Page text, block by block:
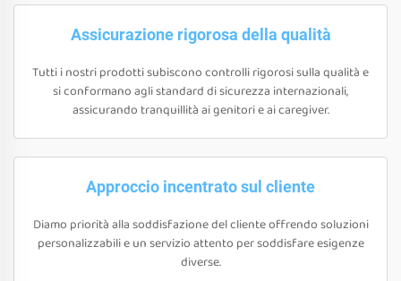
Assicurazione rigorosa della qualità
Tutti i nostri prodotti subiscono controlli rigorosi sulla qualità e
si conformano agli standard di sicurezza internazionali,
assicurando tranquillità ai genitori e ai caregiver.
Approccio incentrato sul cliente
Diamo priorità alla soddisfazione del cliente offrendo soluzioni
personalizzabili e un servizio attento per soddisfare esigenze
diverse.